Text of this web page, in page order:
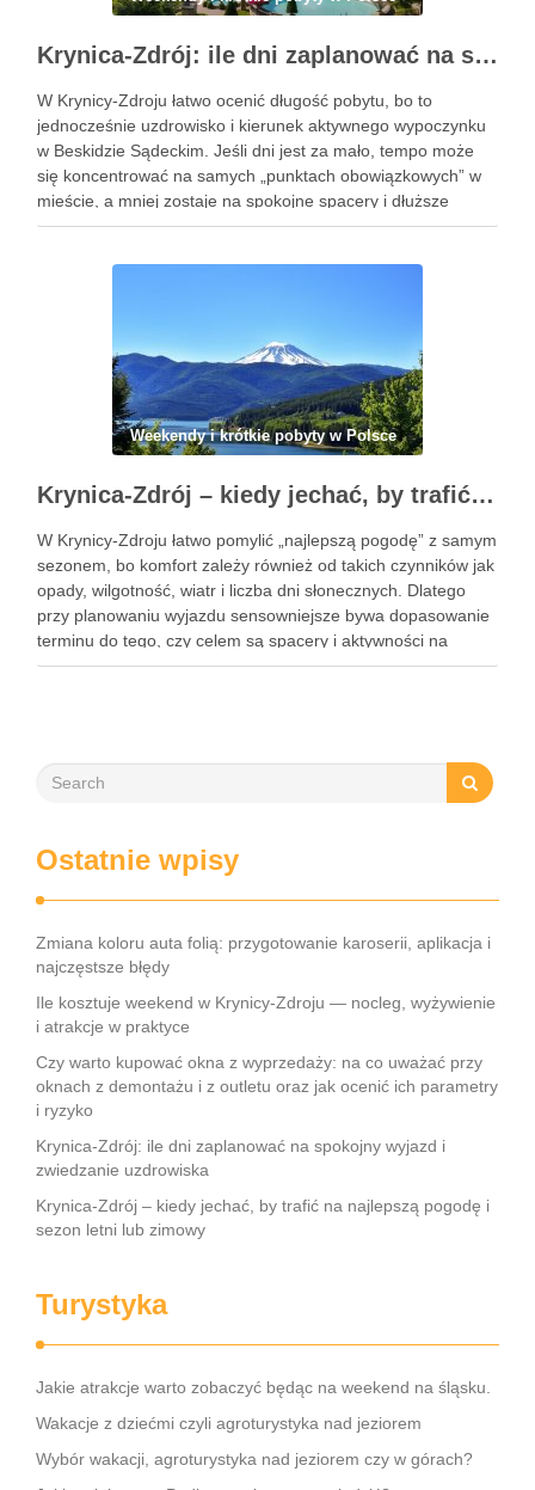
Krynica-Zdrój: ile dni zaplanować na spokojny wyjazd i zwiedzanie uzdrowiska
W Krynicy-Zdroju łatwo ocenić długość pobytu, bo to
jednocześnie uzdrowisko i kierunek aktywnego wypoczynku
w Beskidzie Sądeckim. Jeśli dni jest za mało, tempo może
się koncentrować na samych „punktach obowiązkowych” w
mieście, a mniej zostaje na spokojne spacery i dłuższe
wyjścia poza centrum. Najprościej dopasować liczbę dni do
Weekendy i krótkie pobyty w Polsce
Krynica-Zdrój – kiedy jechać, by trafić na najlepszą pogodę i sezon letni lub zimowy
W Krynicy-Zdroju łatwo pomylić „najlepszą pogodę” z samym
sezonem, bo komfort zależy również od takich czynników jak
opady, wilgotność, wiatr i liczba dni słonecznych. Dlatego
przy planowaniu wyjazdu sensowniejsze bywa dopasowanie
terminu do tego, czy celem są spacery i aktywności na
świeżym powietrzu, czy intensywne narciarstwo. Krynica-
Ostatnie wpisy
Zmiana koloru auta folią: przygotowanie karoserii, aplikacja i
najczęstsze błędy
Ile kosztuje weekend w Krynicy-Zdroju — nocleg, wyżywienie
i atrakcje w praktyce
Czy warto kupować okna z wyprzedaży: na co uważać przy
oknach z demontażu i z outletu oraz jak ocenić ich parametry
i ryzyko
Krynica-Zdrój: ile dni zaplanować na spokojny wyjazd i
zwiedzanie uzdrowiska
Krynica-Zdrój – kiedy jechać, by trafić na najlepszą pogodę i
sezon letni lub zimowy
Turystyka
Jakie atrakcje warto zobaczyć będąc na weekend na śląsku.
Wakacje z dziećmi czyli agroturystyka nad jeziorem
Wybór wakacji, agroturystyka nad jeziorem czy w górach?